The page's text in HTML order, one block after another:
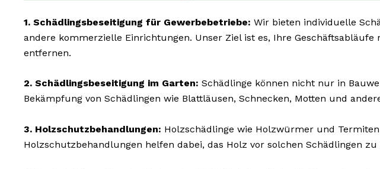
1. Schädlingsbeseitigung für Gewerbebetriebe: Wir bieten individuelle
andere kommerzielle Einrichtungen. Unser Ziel ist es, Ihre
entfernen.
2. Schädlingsbeseitigung im Garten: Schädlinge können nicht nur in
Bekämpfung von Schädlingen wie Blattläusen, Schnecken, Motten und
3. Holzschutzbehandlungen: Holzschädlinge wie Holzwürmer und
Holzschutzbehandlungen helfen dabei, das Holz vor solchen Schädlingen